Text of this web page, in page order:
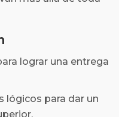
lograr una entrega
lógicos para dar un